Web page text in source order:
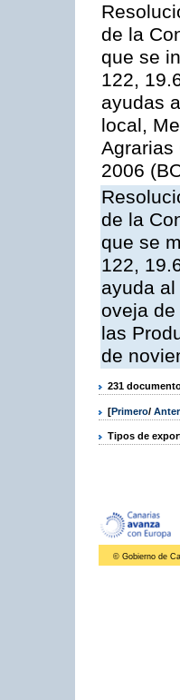
de la
que se
122,
ayudas
local,
Agrarias
2006
de la
que se
122,
ayuda
oveja
las
de
231
[Primero/
Tipos de
© Gobierno de